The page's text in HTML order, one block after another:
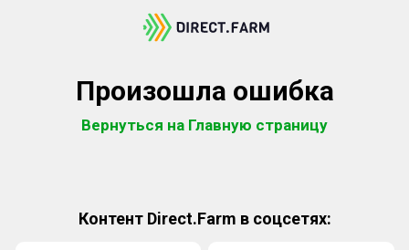
Произошла ошибка
Вернуться на Главную страницу
Контент Direct.Farm в соцсетях: